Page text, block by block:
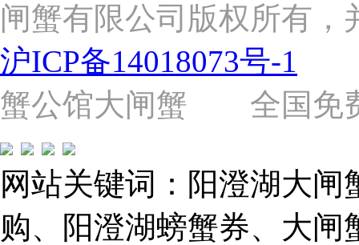
杨
路
号
（靠
近
苗
圃
路）
Tel:
021-
62243579
E-
mail:
859749344@qq.com
闸蟹有限公司版权所有，
沪ICP备14018073号-1
蟹公馆大闸蟹 全国免费
网站关键词：阳澄湖大
购、阳澄湖螃蟹券、大